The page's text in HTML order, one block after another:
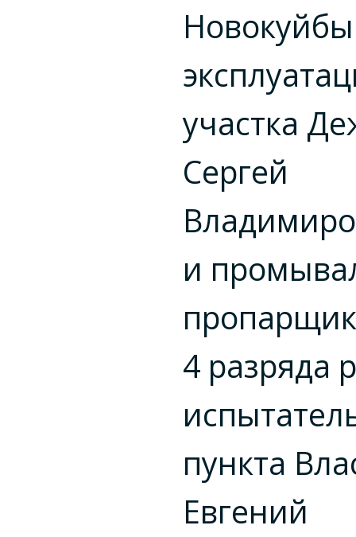
участка
Сергей
и
4 разряда
пункта
Евгений